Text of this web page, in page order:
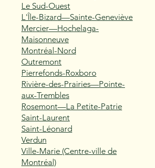
Le Sud-Ouest
L'Île-Bizard—Sainte-Geneviève
Mercier—Hochelaga-
Maisonneuve
Montréal-Nord
Outremont
Pierrefonds-Roxboro
Rivière-des-Prairies—Pointe-
aux-Trembles
Rosemont—La Petite-Patrie
Saint-Laurent
Saint-Léonard
Verdun
Ville-Marie (Centre-ville de
Montréal)